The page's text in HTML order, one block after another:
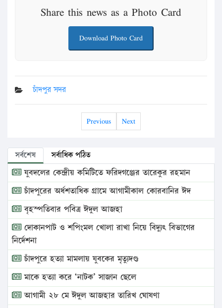
Share this news as a Photo Card
Download Photo Card
চাঁদপুর সদর
Previous Next
সর্বশেষ সর্বাধিক পঠিত
যুবদলের কেন্দ্রীয় কমিটিতে ফরিদগঞ্জের তারেকুর রহমান
চাঁদপুরের অর্ধশতাধিক গ্রামে আগামীকাল কোরবানির ঈদ
বৃহস্পতিবার পবিত্র ঈদুল আজহা
দোকানপাট ও শপিংমল খোলা রাখা নিয়ে বিদ্যুৎ বিভাগের
নির্দেশনা
চাঁদপুরে হত্যা মামলায় যুবকের মৃত্যুদণ্ড
মাকে হত্যা করে ‘নাটক’ সাজান ছেলে
আগামী ২৮ মে ঈদুল আজহার তারিখ ঘোষণা